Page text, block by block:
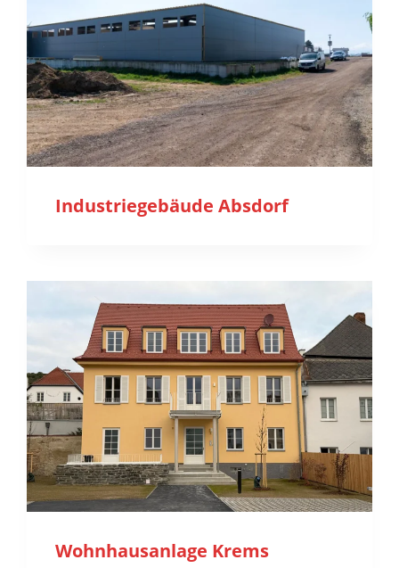
Industriegebäude Absdorf
Wohnhausanlage Krems